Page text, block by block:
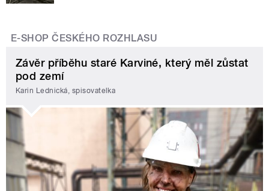
E-SHOP ČESKÉHO ROZHLASU
Závěr příběhu staré Karviné, který měl zůstat
pod zemí
Karin Lednická, spisovatelka